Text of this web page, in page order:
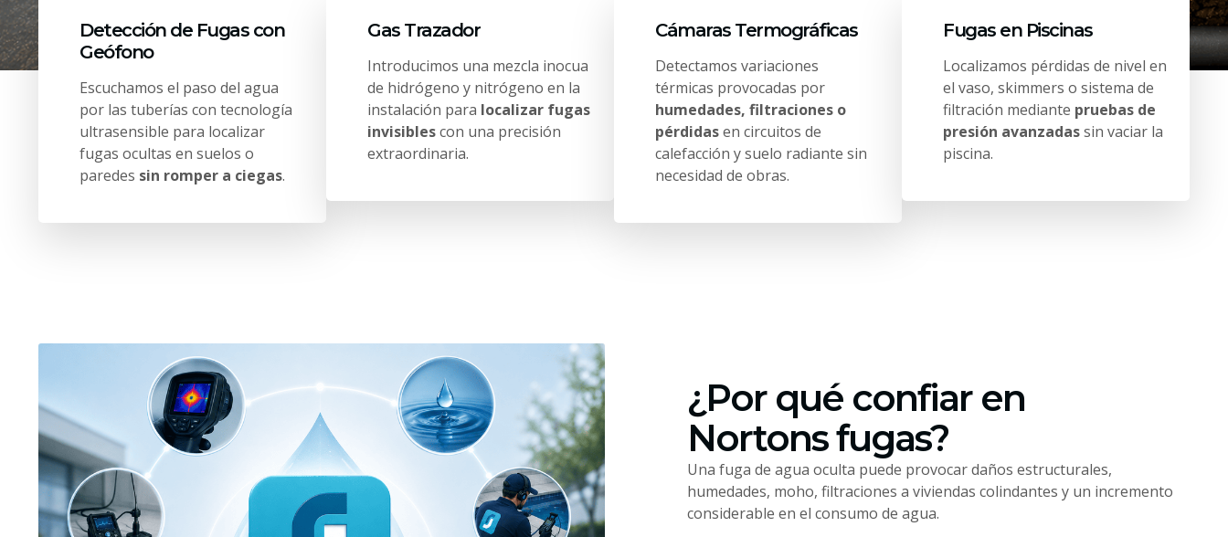
Detección de Fugas con
Geófono
Escuchamos el paso del agua
por las tuberías con tecnología
ultrasensible para localizar
fugas ocultas en suelos o
paredes sin romper a ciegas.
Gas Trazador
Introducimos una mezcla inocua
de hidrógeno y nitrógeno en la
instalación para localizar fugas
invisiblescon una precisión
extraordinaria.
Cámaras Termográficas
Detectamos variaciones
térmicas provocadas por
humedades, filtraciones o
pérdidasen circuitos de
calefacción y suelo radiante sin
necesidad de obras.
Fugas en Piscinas
Localizamos pérdidas de nivel en
el vaso, skimmers o sistema de
filtración mediante pruebas de
presión avanzadassin vaciar la
piscina.
¿Por qué confiar en
Nortons fugas?
Una fuga de agua oculta puede provocar daños estructurales,
humedades, moho, filtraciones a viviendas colindantes y un incremento
considerable en el consumo de agua.